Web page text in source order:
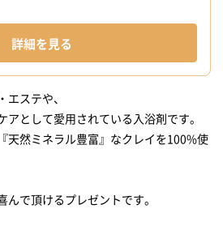
詳細を見る
ステや、
アとして愛用されている入浴剤です。
天然ミネラル豊富』なクレイを100%使
で頂けるプレゼントです。